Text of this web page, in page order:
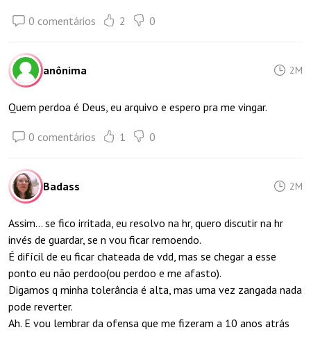
0 comentários 2 0
anônima 2M
Quem perdoa é Deus, eu arquivo e espero pra me vingar.
0 comentários 1 0
Badass 2M
Assim... se fico irritada, eu resolvo na hr, quero discutir na hr
invés de guardar, se n vou ficar remoendo.
É difícil de eu ficar chateada de vdd, mas se chegar a esse
ponto eu não perdoo(ou perdoo e me afasto).
Digamos q minha tolerância é alta, mas uma vez zangada nada
pode reverter.
Ah. E vou lembrar da ofensa que me fizeram a 10 anos atrás